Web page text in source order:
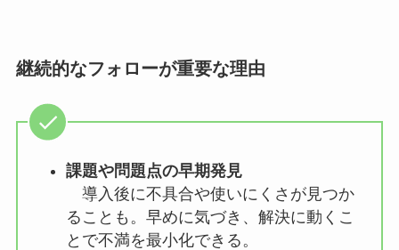
継続的なフォローが重要な理由
課題や問題点の早期発見
導入後に不具合や使いにくさが見つか
ることも。早めに気づき、解決に動くこ
とで不満を最小化できる。